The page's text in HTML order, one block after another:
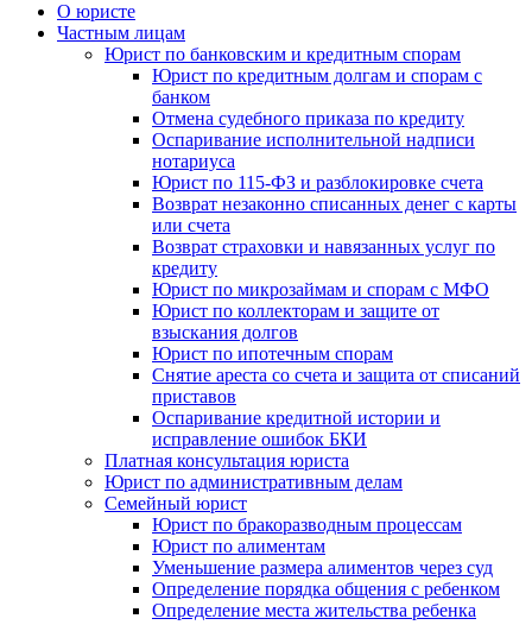
О юристе
Частным лицам
Юрист по банковским и кредитным спорам
Юрист по кредитным долгам и спорам с
банком
Отмена судебного приказа по кредиту
Оспаривание исполнительной надписи
нотариуса
Юрист по 115-ФЗ и разблокировке счета
Возврат незаконно списанных денег с карты
или счета
Возврат страховки и навязанных услуг по
кредиту
Юрист по микрозаймам и спорам с МФО
Юрист по коллекторам и защите от
взыскания долгов
Юрист по ипотечным спорам
Снятие ареста со счета и защита от списаний
приставов
Оспаривание кредитной истории и
исправление ошибок БКИ
Платная консультация юриста
Юрист по административным делам
Семейный юрист
Юрист по бракоразводным процессам
Юрист по алиментам
Уменьшение размера алиментов через суд
Определение порядка общения с ребенком
Определение места жительства ребенка